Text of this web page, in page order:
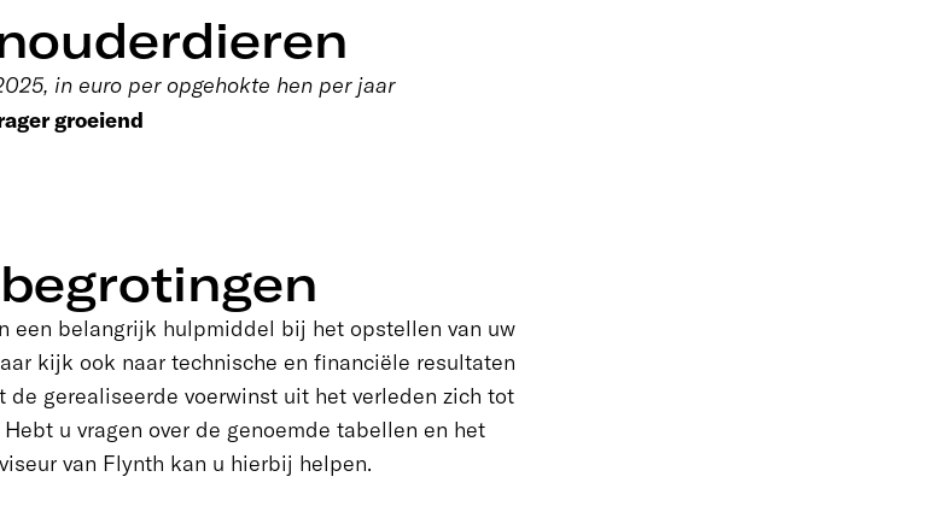
in euro per opgehokte hen per jaar
groeiend
een belangrijk hulpmiddel bij het opstellen van uw
kijk ook naar technische en financiële resultaten
de gerealiseerde voerwinst uit het verleden zich tot
u vragen over de genoemde tabellen en het
van Flynth kan u hierbij helpen.